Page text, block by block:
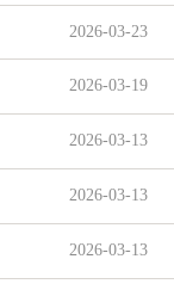
2026-03-23
2026-03-19
2026-03-13
2026-03-13
2026-03-13